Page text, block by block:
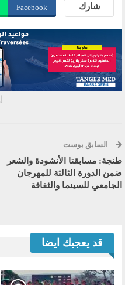
شارك Facebook
السابق بوست
طنجة: مسابقتا الأنشودة والشعر
ضمن الدورة الثالثة للمهرجان
الجامعي للسينما والثقافة
قد يعجبك ايضا